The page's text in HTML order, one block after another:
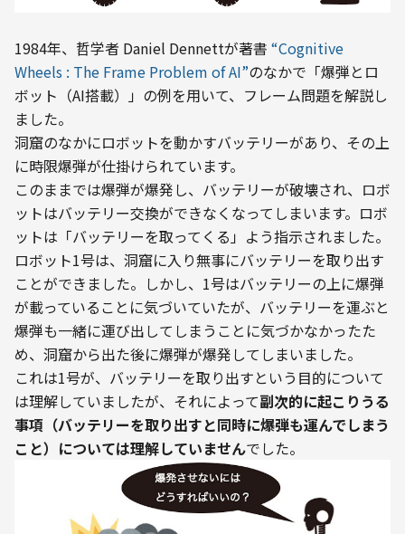
1984年、哲学者 Daniel Dennettが著書 “Cognitive
Wheels : The Frame Problem of AI”のなかで「爆弾とロ
ボット（AI搭載）」の例を用いて、フレーム問題を解説し
ました。
洞窟のなかにロボットを動かすバッテリーがあり、その上
に時限爆弾が仕掛けられています。
このままでは爆弾が爆発し、バッテリーが破壊され、ロボ
ットはバッテリー交換ができなくなってしまいます。ロボ
ットは「バッテリーを取ってくる」よう指示されました。
ロボット1号は、洞窟に入り無事にバッテリーを取り出す
ことができました。しかし、1号はバッテリーの上に爆弾
が載っていることに気づいていたが、バッテリーを運ぶと
爆弾も一緒に運び出してしまうことに気づかなかったた
め、洞窟から出た後に爆弾が爆発してしまいました。
これは1号が、バッテリーを取り出すという目的について
は理解していましたが、それによって副次的に起こりうる
事項（バッテリーを取り出すと同時に爆弾も運んでしまう
こと）については理解していませんでした。